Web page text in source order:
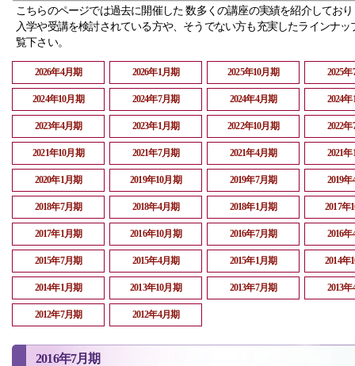
こちらのページでは過去に開催した 数多くの講座の実績を紹介してお
入学や受講を検討されている方や、そうでない方も充実したラインナッ
覧下さい。
2026年4月期 2026年1月期 2025年10月期 2025
2024年10月期 2024年7月期 2024年4月期 2024
2023年4月期 2023年1月期 2022年10月期 2022
2021年10月期 2021年7月期 2021年4月期 2021
2020年1月期 2019年10月期 2019年7月期 2019
2018年7月期 2018年4月期 2018年1月期 2017年
2017年1月期 2016年10月期 2016年7月期 2016
2015年7月期 2015年4月期 2015年1月期 2014年
2014年1月期 2013年10月期 2013年7月期 2013
2012年7月期 2012年4月期
2016年7月期